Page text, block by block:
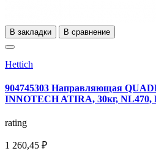
В закладки В сравнение
Hettich
904745303 Направляющая
INNOTECH ATIRA, 30кг, NL470,
rating
1 260,45 ₽